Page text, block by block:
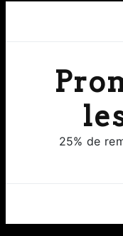
25% de